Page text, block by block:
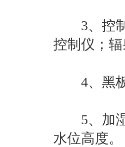
3、控制
控制仪；
4、黑板
5、加湿
水位高度。